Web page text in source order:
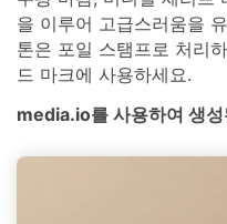
을 이루어 고급스러움을
톤은 포일 스탬프로 처리
드 마크에 사용하세요.
media.io를 사용하여 생